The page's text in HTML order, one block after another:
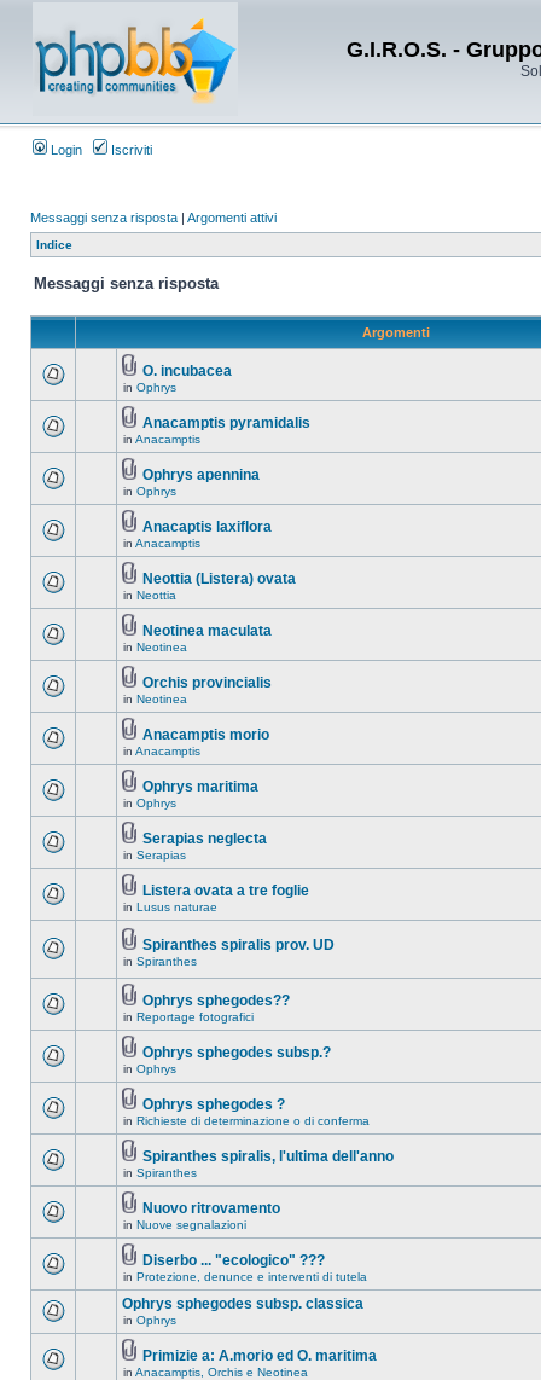
G.I.R.O.S. -
Login Iscriviti
Messaggi senza risposta | Argomenti attivi
Indice
Messaggi senza risposta
Argomenti
O. incubacea
in Ophrys
Anacamptis pyramidalis
in Anacamptis
Ophrys apennina
in Ophrys
Anacaptis laxiflora
in Anacamptis
Neottia (Listera) ovata
in Neottia
Neotinea maculata
in Neotinea
Orchis provincialis
in Neotinea
Anacamptis morio
in Anacamptis
Ophrys maritima
in Ophrys
Serapias neglecta
in Serapias
Listera ovata a tre foglie
in Lusus naturae
Spiranthes spiralis prov. UD
in Spiranthes
Ophrys sphegodes??
in Reportage fotografici
Ophrys sphegodes subsp.?
in Ophrys
Ophrys sphegodes ?
in Richieste di determinazione o di conferma
Spiranthes spiralis, l'ultima dell'anno
in Spiranthes
Nuovo ritrovamento
in Nuove segnalazioni
Diserbo ... "ecologico" ???
in Protezione, denunce e interventi di tutela
Ophrys sphegodes subsp. classica
in Ophrys
Primizie a: A.morio ed O. maritima
in Anacamptis, Orchis e Neotinea